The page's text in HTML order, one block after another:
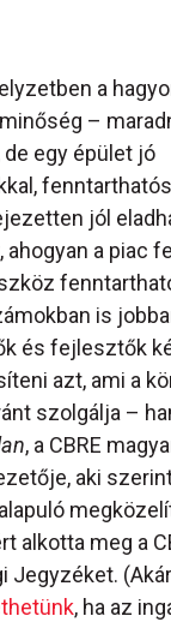
a
–
de egy épület jó
jól
a piac
is
és fejlesztők
azt, ami a
szolgálja –
, a CBRE
aki
alkotta meg a
Jegyzéket. (Akár
, ha az